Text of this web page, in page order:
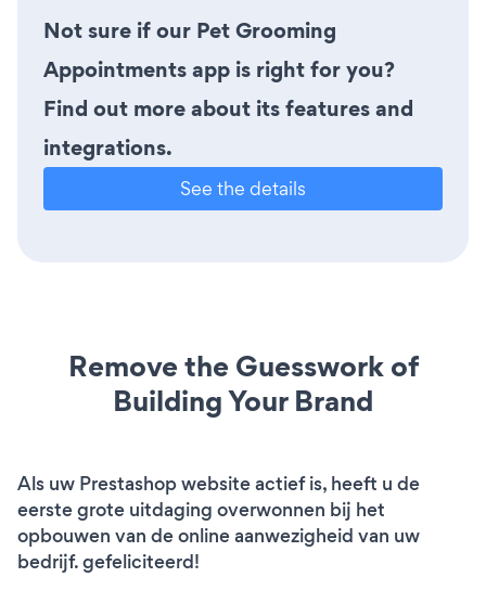
Not sure if our Pet Grooming
Appointments app is right for you?
Find out more about its features and
integrations.
See the details
Remove the Guesswork of
Building Your Brand
Als uw Prestashop website actief is, heeft u de
eerste grote uitdaging overwonnen bij het
opbouwen van de online aanwezigheid van uw
bedrijf. gefeliciteerd!